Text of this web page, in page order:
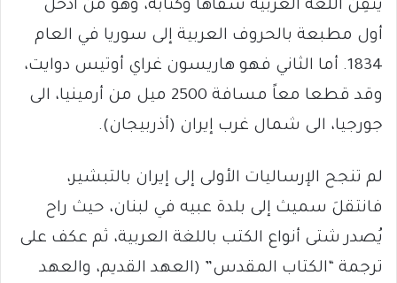
يُتقِنُ اللغة العربية شفاهًا وكتابةً، وهو من أدخل
أول مطبعة بالحروف العربية إلى سوريا في العام
1834. أما الثاني فهو هاريسون غراي أوتيس دوايت،
وقد قطعا معاً مسافة 2500 ميل من أرمينيا، الى
جورجيا، الى شمال غرب إيران (أذربيجان).
لم تنجح الإرساليات الأولى إلى إيران بالتبشير،
فانتقلَ سميث إلى بلدة عبيه في لبنان، حيث راح
يُصدر شتى أنواع الكتب باللغة العربية، ثم عكف على
ترجمة “الكتاب المقدس” (العهد القديم، والعهد